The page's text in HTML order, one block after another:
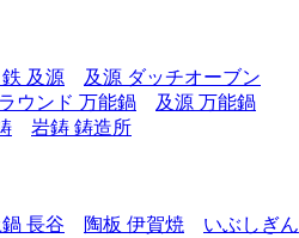
及源
及源 ダッチオーブン
ウンド 万能鍋
及源 万能鍋
岩鋳 鋳造所
長谷 陶板 伊賀焼
いぶしぎん